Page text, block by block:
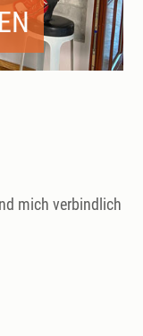
mich verbindlich